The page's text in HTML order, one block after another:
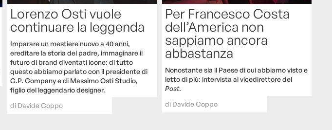
Lorenzo Osti vuole
continuare la leggenda
Imparare un mestiere nuovo a 40 anni,
ereditare la storia del padre, immaginare il
futuro di brand diventati icone: di tutto
questo abbiamo parlato con il presidente di
C.P. Company e di Massimo Osti Studio,
figlio del leggendario designer.
di Davide Coppo
Per Francesco Costa
dell’America non
sappiamo ancora
abbastanza
Nonostante sia il Paese di cui abbiamo visto e
letto di più: intervista al vicedirettore del
Post.
di Davide Coppo